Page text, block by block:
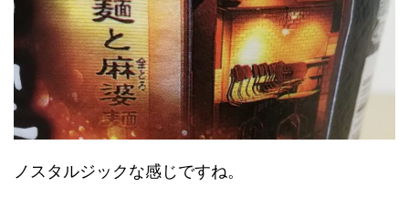
ノスタルジックな感じですね。